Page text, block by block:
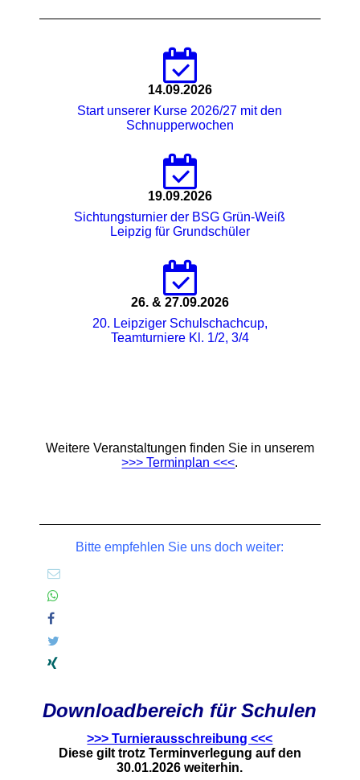
14.09.2026
Start unserer Kurse 2026/27 mit den
Schnupperwochen
19.09.2026
Sichtungsturnier der BSG Grün-Weiß
Leipzig für Grundschüler
26. & 27.09.2026
20. Leipziger Schulschachcup,
Teamturniere Kl. 1/2, 3/4
Weitere Veranstaltungen finden Sie in unserem
>>> Terminplan <<<.
Bitte empfehlen Sie uns doch weiter:
Downloadbereich für Schulen
>>> Turnierausschreibung <<<
Diese gilt trotz Terminverlegung auf den
30.01.2026 weiterhin.